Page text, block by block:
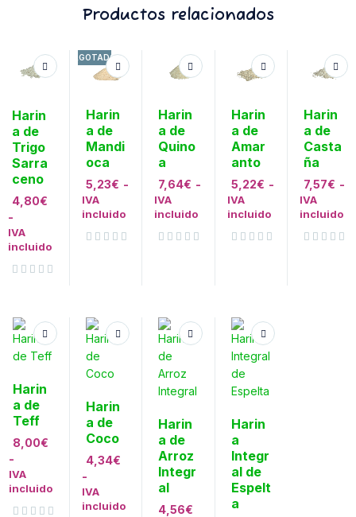
Productos relacionados
Harin
a de
Trigo
Sarra
ceno
4,80€
-
IVA
incluido
AGOTADO
Harin
a de
Mandi
oca
5,23€ -
IVA
incluido
Harin
a de
Quino
a
7,64€ -
IVA
incluido
Harin
a de
Amar
anto
5,22€ -
IVA
incluido
Harin
a de
Casta
ña
7,57€ -
IVA
incluido
Harin
a de
Teff
8,00€
-
IVA
incluido
Harin
a de
Coco
4,34€
-
IVA
incluido
Harin
a de
Arroz
Integr
al
4,56€
Harin
a
Integr
al de
Espelt
a